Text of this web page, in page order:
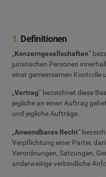
1. Definitionen
„Konzerngesellschaften“
juristischen Personen
einer gemeinsamen Kontrolle
„Vertrag“ bezeichnet diese
jegliche an einen Auftrag
und jegliche Aufträge.
„Anwendbares Recht“
Verpflichtung einer Partei,
Verordnungen, Satzungen,
anderweitige verbindliche